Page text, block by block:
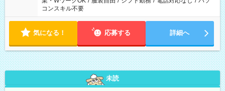
コンスキル不要
気になる！ 応募する 詳細へ
未読